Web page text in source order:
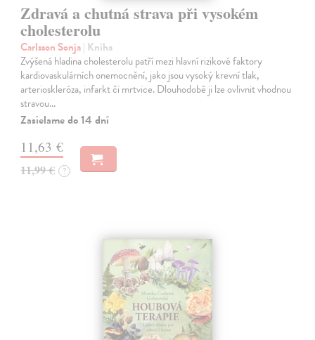
Zdravá a chutná strava při vysokém
cholesterolu
Carlsson Sonja| Kniha
Zvýšená hladina cholesterolu patří mezi hlavní rizikové faktory
kardiovaskulárních onemocnění, jako jsou vysoký krevní tlak,
arterioskleróza, infarkt či mrtvice. Dlouhodobě ji lze ovlivnit vhodnou
stravou…
Zasielame do 14 dní
11,63 €
11,99 € ?